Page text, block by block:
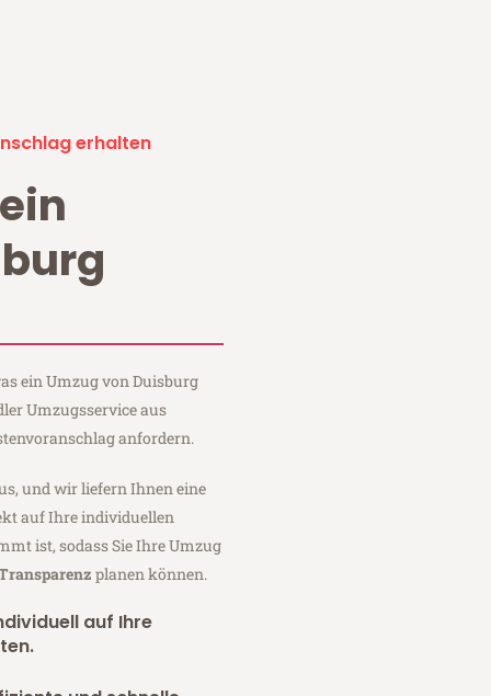
erhalten
ein Umzug von Duisburg
Umzugsservice aus
anfordern.
und wir liefern Ihnen eine
auf Ihre individuellen
ist, sodass Sie Ihre Umzug
planen können.
auf Ihre